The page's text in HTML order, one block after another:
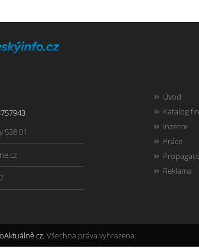
538 01
Úvod
Katalog
Inzerce
Práce
Reklama
, Všechna práva vyhrazena.